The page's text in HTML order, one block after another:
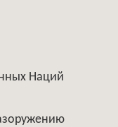
Наций